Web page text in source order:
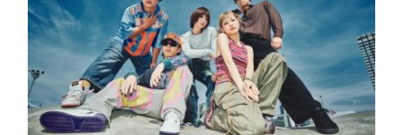
喆執導MV 孫淑媚〈我要閃閃爍〉打造「台語搖滾
電子弦樂雜交風」"